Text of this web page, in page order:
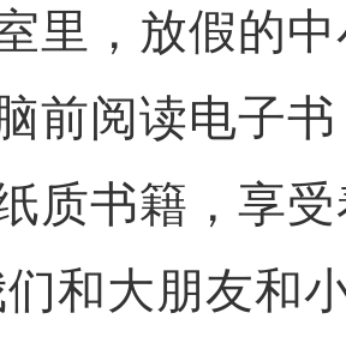
里，放假的
前阅读电子
质书籍，享
们和大朋友和